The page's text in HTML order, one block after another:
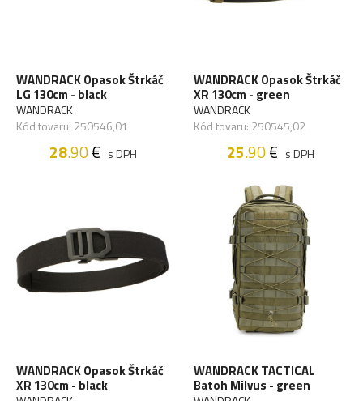
WANDRACK Opasok Štrkáč
LG 130cm - black
WANDRACK
Kód tovaru: 250546,01
28.90€ s DPH
WANDRACK Opasok Štrkáč
XR 130cm - green
WANDRACK
Kód tovaru: 250545,02
25.90€ s DPH
WANDRACK Opasok Štrkáč
XR 130cm - black
WANDRACK TACTICAL
Batoh Milvus - green